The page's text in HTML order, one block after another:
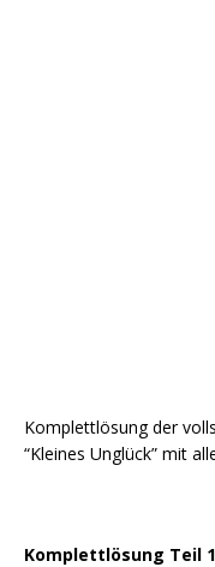
Komplettlösung der
“Kleines Unglück” mit
Komplettlösung Teil 1